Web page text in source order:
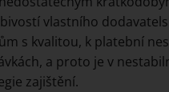
vlastního
s kvalitou, k platební
a proto je v
zajištění.